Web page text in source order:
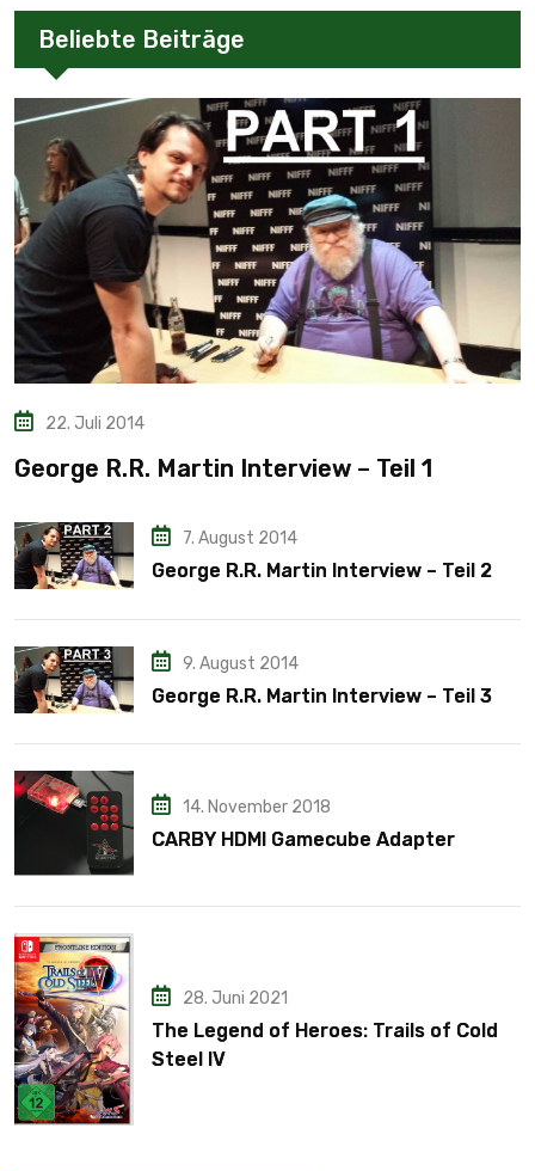
Beliebte Beiträge
22. Juli 2014
George R.R. Martin Interview – Teil 1
7. August 2014
George R.R. Martin Interview – Teil 2
9. August 2014
George R.R. Martin Interview – Teil 3
14. November 2018
CARBY HDMI Gamecube Adapter
28. Juni 2021
The Legend of Heroes: Trails of Cold
Steel IV